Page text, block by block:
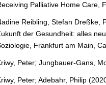
Palliative Home Care,
Reibling, Stefan Dreßke,
der Gesundheit: alles
Frankfurt am Main,
Peter; Jungbauer-Gans,
Peter; Adebahr, Philip